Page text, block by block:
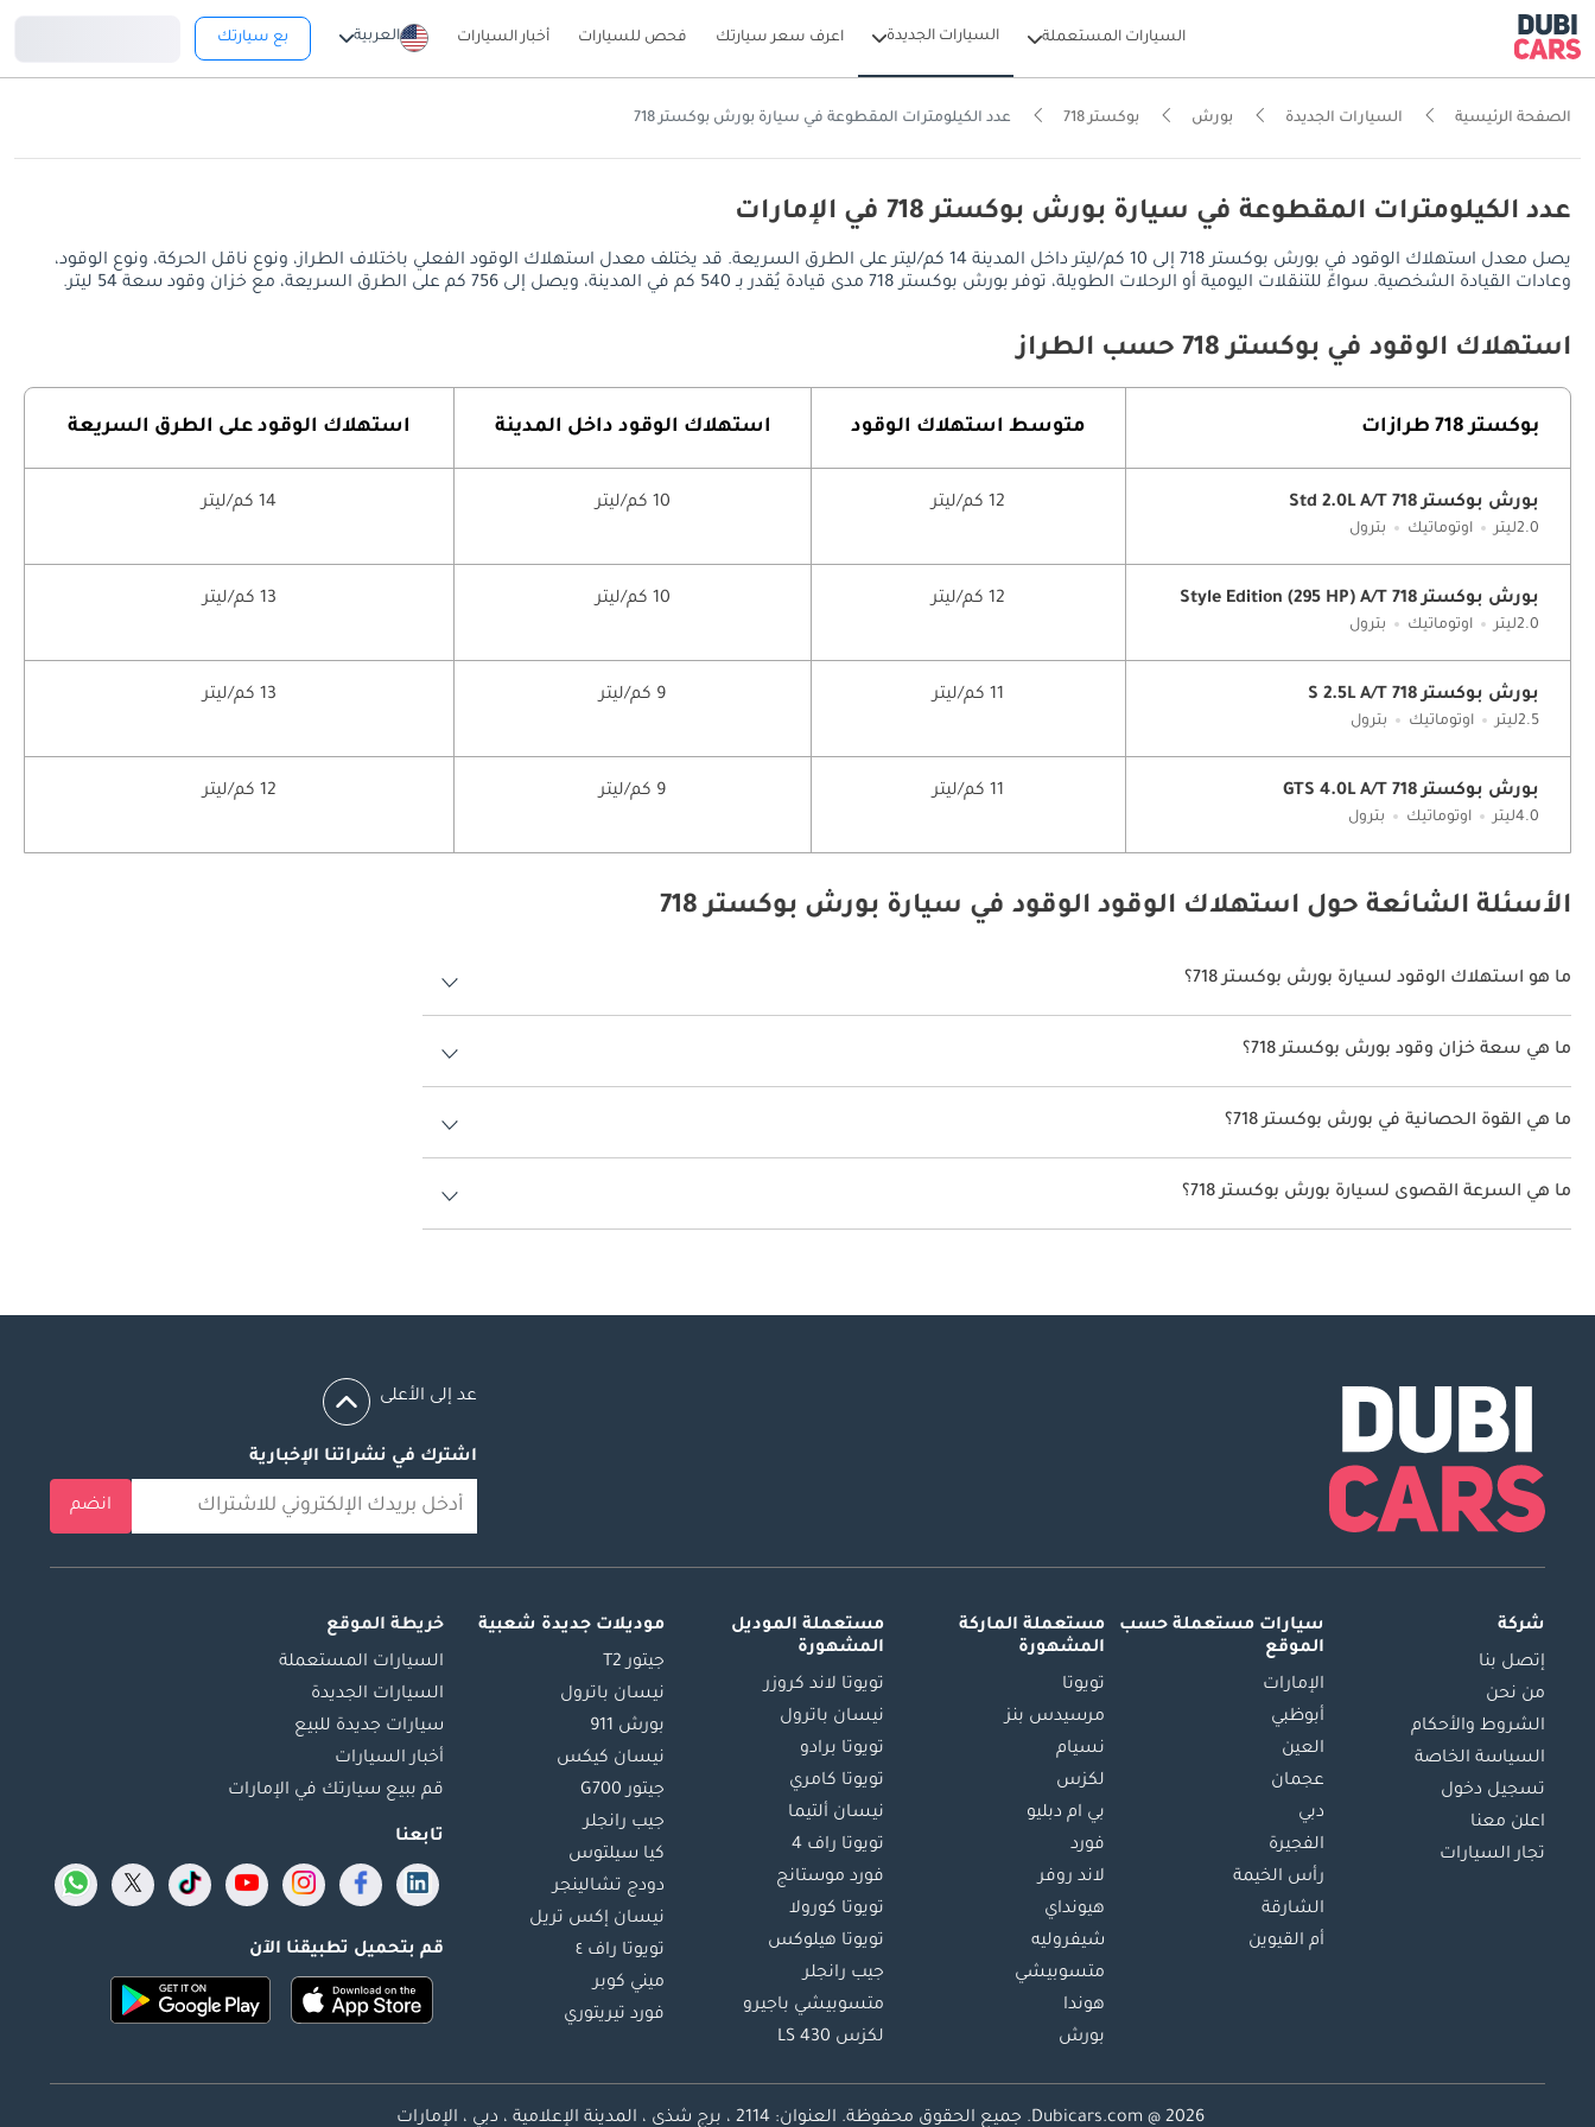
السيارات المستعملة السيارات الجديدة اعرف سعر سيارتك فحص للسيارات أخبار السيارات العربية بع سيارتك
الصفحة الرئيسية السيارات الجديدة بورش بوكستر 718 عدد الكيلومترات المقطوعة في سيارة بورش بوكستر 718
عدد الكيلومترات المقطوعة في سيارة بورش بوكستر 718 في الإمارات
يصل معدل استهلاك الوقود في بورش بوكستر 718 إلى 10 كم/ليتر داخل المدينة 14 كم/ليتر على الطرق السريعة. قد يختلف معدل استهلاك الوقود الفعلي باختلاف الطراز، ونوع ناقل الحركة، ونوع الوقود،
وعادات القيادة الشخصية. سواءً للتنقلات اليومية أو الرحلات الطويلة، توفر بورش بوكستر 718 مدى قيادة يُقدر بـ 540 كم في المدينة، ويصل إلى 756 كم على الطرق السريعة، مع خزان وقود سعة 54 ليتر.
استهلاك الوقود في بوكستر 718 حسب الطراز
بوكستر 718 طرازات متوسط ​​استهلاك الوقود استهلاك الوقود داخل المدينة استهلاك الوقود على الطرق السريعة
بورش بوكستر 718 Std 2.0L A/T
2.0ليتر اوتوماتيك بترول
12 كم/ليتر 10 كم/ليتر 14 كم/ليتر
بورش بوكستر 718 Style Edition (295 HP) A/T
2.0ليتر اوتوماتيك بترول
12 كم/ليتر 10 كم/ليتر 13 كم/ليتر
بورش بوكستر 718 S 2.5L A/T
2.5ليتر اوتوماتيك بترول
11 كم/ليتر 9 كم/ليتر 13 كم/ليتر
بورش بوكستر 718 GTS 4.0L A/T
4.0ليتر اوتوماتيك بترول
11 كم/ليتر 9 كم/ليتر 12 كم/ليتر
الأسئلة الشائعة حول استهلاك الوقود الوقود في سيارة بورش بوكستر 718
ما هو استهلاك الوقود لسيارة بورش بوكستر 718؟
يتراوح استهلاك الوقود لسيارة بورش بوكستر 718 بين 9 كم/ليتر - 10 كم/ليتر.
ما هي سعة خزان وقود بورش بوكستر 718؟
سعة خزان وقود بورش بوكستر 718 54 ليتر.
ما هي القوة الحصانية في بورش بوكستر 718؟
تنتج بورش بوكستر 718 قوة 295 حصان - 395 حصان.
ما هي السرعة القصوى لسيارة بورش بوكستر 718؟
السرعة القصوى لسيارة بورش بوكستر 718 هي 275 كم/الساعة - 293 كم/الساعة.
عد إلى الأعلى
اشترك في نشراتنا الإخبارية
انضم
شركة
إتصل بنا
من نحن
الشروط والأحكام
السياسة الخاصة
تسجيل دخول
اعلن معنا
تجار السيارات
سيارات مستعملة حسب
الموقع
الإمارات
أبوظبي
العين
عجمان
دبي
الفجيرة
رأس الخيمة
الشارقة
أم القيوين
مستعملة الماركة
المشهورة
تويوتا
مرسيدس بنز
نسيام
لكزس
بي ام دبليو
فورد
لاند روفر
هيونداي
شيفروليه
متسوبيشي
هوندا
بورش
مستعملة الموديل
المشهورة
تويوتا لاند كروزر
نيسان باترول
تويوتا برادو
تويوتا كامري
نيسان ألتيما
تويوتا راف 4
فورد موستانج
تويوتا كورولا
تويوتا هيلوكس
جيب رانجلر
متسوبيشي باجيرو
لكزس LS 430
موديلات جديدة شعبية
جيتور T2
نيسان باترول
بورش 911
نيسان كيكس
جيتور G700
جيب رانجلر
كيا سيلتوس
دودج تشالينجر
نيسان إكس تريل
تويوتا راف ٤
ميني كوبر
فورد تيريتوري
خريطة الموقع
السيارات المستعملة
السيارات الجديدة
سيارات جديدة للبيع
أخبار السيارات
قم ببيع سيارتك في الإمارات
تابعنا
قم بتحميل تطبيقنا الآن
Dubicars.com @ 2026. جميع الحقوق محفوظة. العنوان: 2114 ، برج شذى ، المدينة الإعلامية ، دبي ، الإمارات